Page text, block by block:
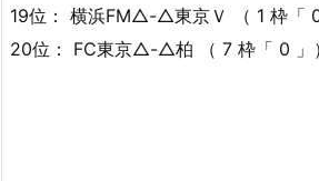
19位： 横浜FM△-△東京Ｖ （ 1 枠「 0
20位： FC東京△-△柏 （ 7 枠「 0 」）